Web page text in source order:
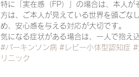
特に「実在感（FP）」の場合は、本人
方は、ご本人が見えている世界を頭ごな
め、安心感を与える対応が大切です。
気になる症状がある場合は、一人で抱え
#パーキンソン病 #レビー小体型認知症 #
リニック